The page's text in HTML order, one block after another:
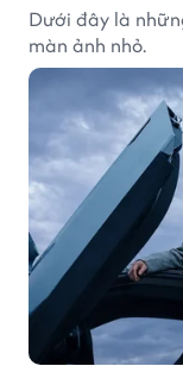
Dưới đây là
màn ảnh nhỏ.